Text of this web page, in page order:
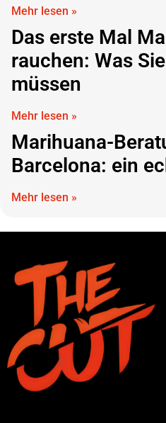
Mehr lesen »
Das erste Mal
rauchen: Was
müssen
Mehr lesen »
Marihuana-
Barcelona: ein
Mehr lesen »